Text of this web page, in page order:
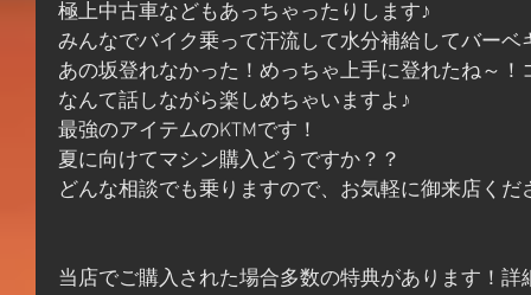
極上中古車などもあっちゃったりします♪
みんなでバイク乗って汗流して水分補給してバー
あの坂登れなかった！めっちゃ上手に登れたね～！
なんて話しながら楽しめちゃいますよ♪
最強のアイテムのKTMです！
夏に向けてマシン購入どうですか？？
どんな相談でも乗りますので、お気軽に御来店くだ
当店でご購入された場合多数の特典があります！詳